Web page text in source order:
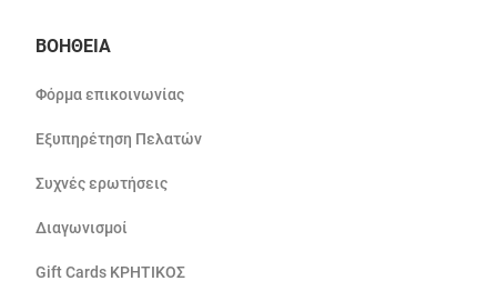
ΒΟΗΘΕΙΑ
Φόρμα επικοινωνίας
Εξυπηρέτηση Πελατών
Συχνές ερωτήσεις
Διαγωνισμοί
Gift Cards ΚΡΗΤΙΚΟΣ